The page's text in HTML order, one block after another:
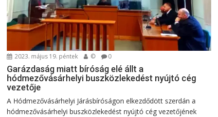
2023. május 19. péntek © 0
Garázdaság miatt bíróság elé állt a
hódmezővásárhelyi buszközlekedést nyújtó cég
vezetője
A Hódmezővásárhelyi Járásbíróságon elkezdődött szerdán a
hódmezővásárhelyi buszközlekedést nyújtó cég vezetőjének